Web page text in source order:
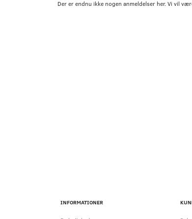
Der er endnu ikke nogen anmeldelser her. Vi vil
INFORMATIONER